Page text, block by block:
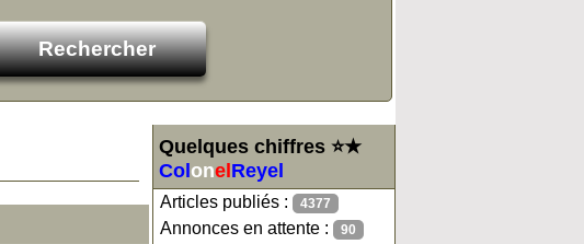
Quelques chiffres ⭐★
Col onel Reyel
Articles publiés : 4377
Annonces en attente : 90